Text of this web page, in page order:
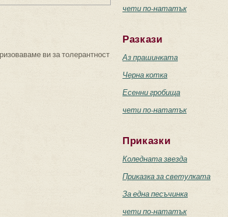
ви за толерантност
чети по-нататък
Разкази
Аз прашинката
Черна котка
Есенни гробища
чети по-нататък
Приказки
Коледната звезда
Приказка за светулката
За една песъчинка
чети по-нататък